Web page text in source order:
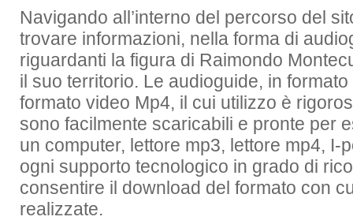
Navigando all’interno del percorso del
trovare informazioni, nella forma di
riguardanti la figura di Raimondo
il suo territorio. Le audioguide, in
formato video Mp4, il cui utilizzo è
sono facilmente scaricabili e pronte per
un computer, lettore mp3, lettore mp4, I-
ogni supporto tecnologico in grado di
consentire il download del formato con
realizzate.